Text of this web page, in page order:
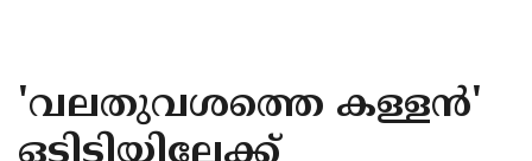
KANNUR
KASARAGOD
'വലതുവശത്തെ കള്ളന്‍'